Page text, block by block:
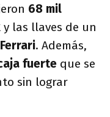
68 mil
y las llaves de un
Ferrari. Además,
fuerte que se
sin lograr